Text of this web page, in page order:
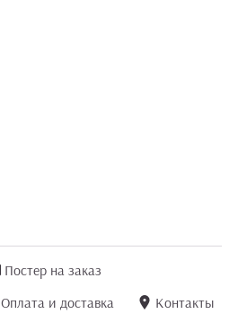
Постер на заказ
Оплата и доставка Контакты